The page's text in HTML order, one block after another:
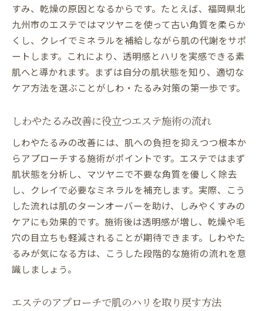
すみ、乾燥の原因となるからです。たとえば、福岡県北
九州市のエステではマツヤニを使って古い角質を柔らか
くし、クレイでミネラルを補給しながら肌の代謝をサポ
ートします。これにより、透明感とハリを実感できる素
肌へと導かれます。まずは自分の肌状態を知り、適切な
ケア方法を選ぶことがしわ・たるみ対策の第一歩です。
しわやたるみ改善に役立つエステ施術の流れ
しわやたるみの改善には、肌への負担を抑えつつ根本か
らアプローチする施術がポイントです。エステではまず
肌状態を分析し、マツヤニで不要な角質を優しく除去
し、クレイで必要なミネラルを補充します。実際、こう
した流れは肌のターンオーバーを助け、しみやくすみの
ケアにも効果的です。施術後は透明感が増し、乾燥や毛
穴の目立ちも軽減されることが期待できます。しわやた
るみが気になる方は、こうした段階的な施術の流れを意
識しましょう。
エステのアプローチで肌のハリを取り戻す方法